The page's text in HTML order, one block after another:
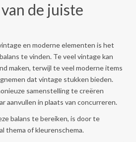
de juiste
en moderne elementen is het
te vinden. Te veel vintage kan
maken, terwijl te veel moderne items
dat vintage stukken bieden.
samenstelling te creëren
aanvullen in plaats van concurreren.
balans te bereiken, is door te
thema of kleurenschema.